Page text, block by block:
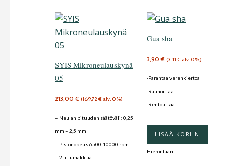
SYIS Mikroneulauskynä
05
213,00€ (169,72€ alv. 0%)
– Neulan pituuden säätöväli: 0,25
mm – 2,5 mm
– Pistonopeus 6500-10000 rpm
– 2 litiumakkua
Gua sha
3,90€ (3,11 € alv. 0%)
-Parantaa verenkiertoa
-Rauhoittaa
-Rentouttaa
LISÄÄ KORIIN
Hierontaan